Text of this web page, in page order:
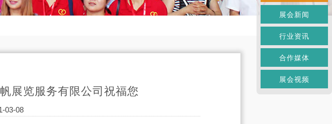
展览服务有限公司祝福您
03-08
展会新闻
行业资讯
合作媒体
展会视频